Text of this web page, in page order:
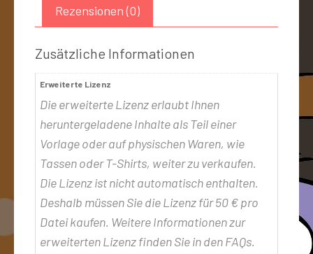
Rezensionen (0)
Zusätzliche Informationen
Erweiterte Lizenz
Die erweiterte Lizenz erlaubt Ihnen
heruntergeladene Inhalte als Teil einer
Vorlage oder auf physischen Waren, wie
Tassen oder T-Shirts, weiter zu verkaufen.
Die Lizenz ist nicht automatisch enthalten.
Deshalb müssen Sie die Lizenz für 50 € pro
Datei kaufen. Weitere Informationen zur
erweiterten Lizenz finden Sie in den FAQs.